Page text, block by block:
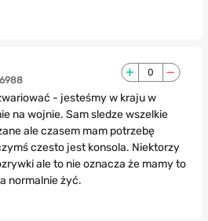
0
- jesteśmy w kraju w
na wojnie. Sam sledze wszelkie
ale czasem mam potrzebę
czesto jest konsola. Niektorzy
ale to nie oznacza że mamy to
normalnie żyć.